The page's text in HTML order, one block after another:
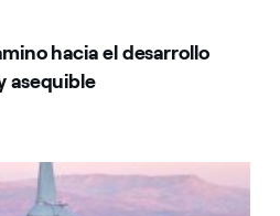
hacia el desarrollo
asequible